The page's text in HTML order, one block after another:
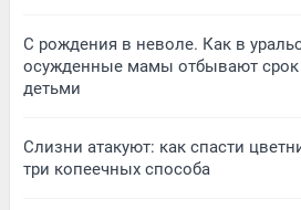
С рождения в неволе. Как в
осужденные мамы отбывают срок
детьми
Слизни атакуют: как спасти
три копеечных способа